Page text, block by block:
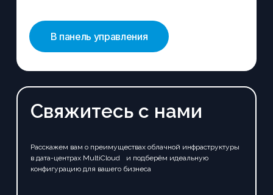
В панель управления
Свяжитесь с нами
Расскажем вам о преимуществах облачной инфраструктуры
в дата-центрах MultiCloud и подберём идеальную
конфигурацию для вашего бизнеса